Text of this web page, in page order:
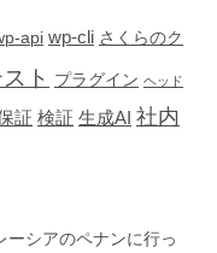
api wp-cli さくらのク
ト プラグイン ヘッド
証 検証 生成AI 社内
シアのペナンに行っ